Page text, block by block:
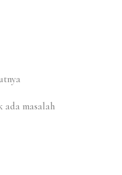
masalah